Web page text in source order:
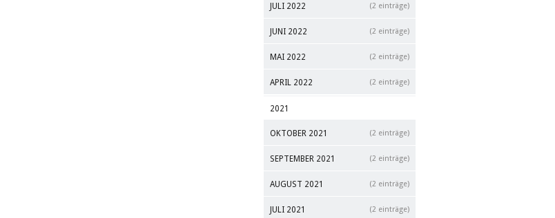
JULI 2022 (2 einträge)
JUNI 2022 (2 einträge)
MAI 2022 (2 einträge)
APRIL 2022 (2 einträge)
2021
OKTOBER 2021 (2 einträge)
SEPTEMBER 2021 (2 einträge)
AUGUST 2021 (2 einträge)
JULI 2021 (2 einträge)